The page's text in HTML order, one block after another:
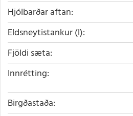
Hjólbarðar aftan
Eldsneytistankur (l)
Fjöldi sæta
Innrétting
Birgðastaða